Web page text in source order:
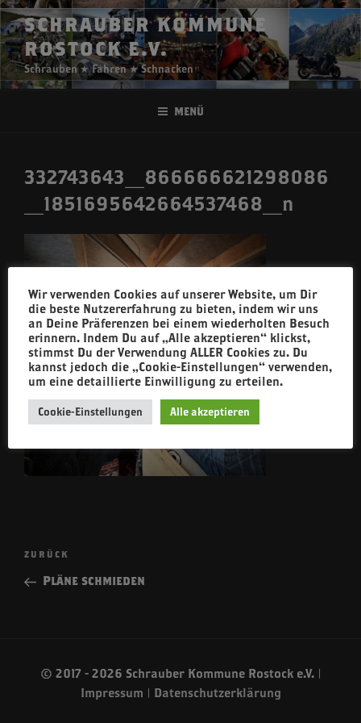
Zum
Inhalt
springen
SCHRAUBER KOMMUNE
ROSTOCK E.V.
Schrauben ★ Fahren ★ Schnacken
Menü
332743643_866666621298086
_1851695642664537468_n
Beitragsnavigation
Vorheriger
Beitrag
ZURÜCK
Pläne schmieden
© 2017 - 2026 Schrauber Kommune Rostock e.V. |
Impressum | Datenschutzerklärung
Wir verwenden Cookies auf unserer Website, um Dir
die beste Nutzererfahrung zu bieten, indem wir uns
an Deine Präferenzen bei einem wiederholten Besuch
erinnern. Indem Du auf „Alle akzeptieren“ klickst,
stimmst Du der Verwendung ALLER Cookies zu. Du
kannst jedoch die „Cookie-Einstellungen“ verwenden,
um eine detaillierte Einwilligung zu erteilen.
Cookie-Einstellungen Alle akzeptieren